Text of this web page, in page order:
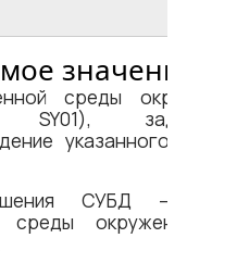
значение
среды окружения
SY01), задающей
указанного файла
СУБД – если
среды окружения не